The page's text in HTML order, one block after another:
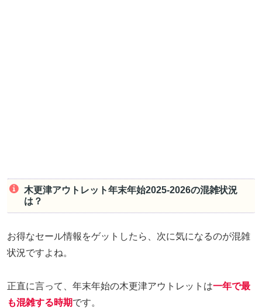
木更津アウトレット年末年始2025-2026の混雑状況
は？
お得なセール情報をゲットしたら、次に気になるのが混雑
状況ですよね。
正直に言って、年末年始の木更津アウトレットは一年で最
も混雑する時期です。